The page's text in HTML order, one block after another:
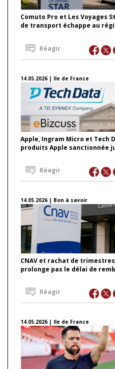
Comuto Pro et Les Voyages
de transport échappe au
Réagir
14.05.2026 | Ile de France
Apple, Ingram Micro et Tech
produits Apple sanctionnée
Réagir
14.05.2026 | Bon à savoir
CNAV et rachat de
prolonge pas le délai de
Réagir
14.05.2026 | Ile de France